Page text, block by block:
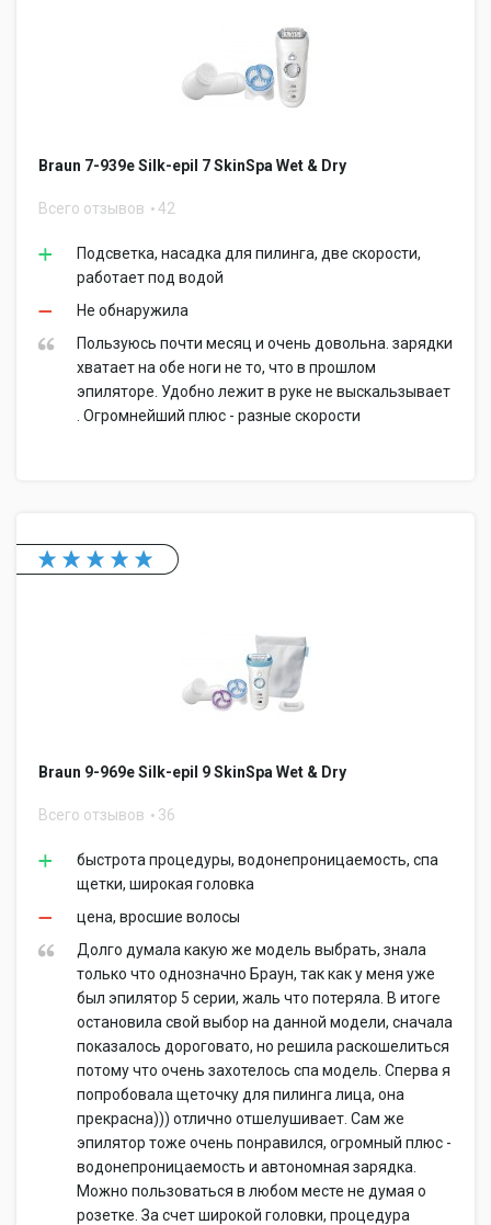
Braun 7-939e Silk-epil 7 SkinSpa Wet & Dry
Всего отзывов 42
Подсветка, насадка для пилинга, две скорости,
работает под водой
Не обнаружила
Пользуюсь почти месяц и очень довольна. зарядки
хватает на обе ноги не то, что в прошлом
эпиляторе. Удобно лежит в руке не выскальзывает
. Огромнейший плюс - разные скорости
Braun 9-969e Silk-epil 9 SkinSpa Wet & Dry
Всего отзывов 36
быстрота процедуры, водонепроницаемость, спа
щетки, широкая головка
цена, вросшие волосы
Долго думала какую же модель выбрать, знала
только что однозначно Браун, так как у меня уже
был эпилятор 5 серии, жаль что потеряла. В итоге
остановила свой выбор на данной модели, сначала
показалось дороговато, но решила раскошелиться
потому что очень захотелось спа модель. Сперва я
попробовала щеточку для пилинга лица, она
прекрасна))) отлично отшелушивает. Сам же
эпилятор тоже очень понравился, огромный плюс -
водонепроницаемость и автономная зарядка.
Можно пользоваться в любом месте не думая о
розетке. За счет широкой головки, процедура